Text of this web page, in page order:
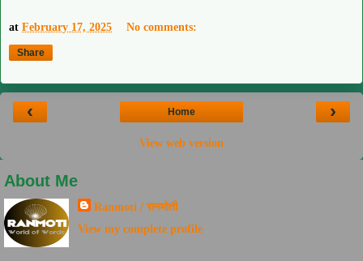
at February 17, 2025 No comments:
Share
‹ ›
Home
View web version
About Me
Ranmoti / रानमोती
View my complete profile